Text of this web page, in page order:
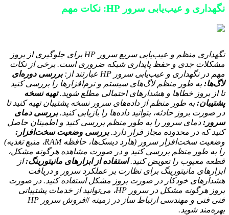
نگهداری و عیب‌یابی سرور HP: نکات مهم
نگهداری منظم و عیب‌یابی سریع سرور HP برای جلوگیری از بروز
مشکلات جدی و حفظ پایداری شبکه ضروری است. برخی از نکات
مهم در نگهداری و عیب‌یابی سرور HP عبارتند از:
بررسی دوره‌ای
لاگ‌ها:به طور منظم لاگ‌های سیستم و نرم‌افزارها را بررسی کنید
تا از بروز خطاها و هشدارهای احتمالی مطلع شوید.تهیه نسخه
پشتیبان:به طور منظم از داده‌های سرور نسخه پشتیبان تهیه کنید تا
در صورت بروز حادثه، بتوانید داده‌ها را بازیابی کنید.بررسی دمای
سرور: دمای سرور را به طور منظم بررسی کنید و اطمینان حاصل
کنید که در محدوده مجاز قرار دارد.بررسی وضعیت سخت‌افزار:
وضعیت سخت‌افزار سرور (هارد دیسک‌ها، حافظه RAM، منبع تغذیه)
را به طور منظم بررسی کنید و در صورت مشاهده هرگونه مشکل،
قطعه معیوب را تعویض کنید.استفاده از ابزارهای مانیتورینگ:از
ابزارهای مانیتورینگ برای نظارت بر عملکرد سرور و دریافت
هشدارهای خودکار در صورت بروز مشکل استفاده کنید. در صورت
بروز هرگونه مشکل در سرور HP، می‌توانید از خدمات پشتیبانی
فنی فنی و مهندسی ارتباط ساز در زمینه #فروش سرور HP
بهره‌مند شوید.